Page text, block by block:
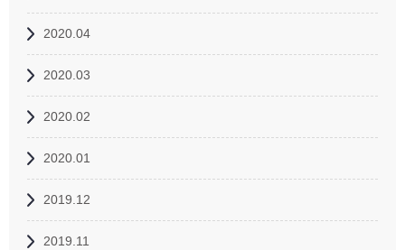
2020.04
2020.03
2020.02
2020.01
2019.12
2019.11